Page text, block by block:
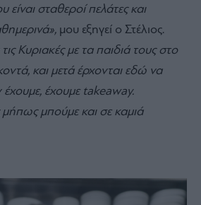
είναι σταθεροί πελάτες και
μου εξηγεί ο Στέλιος.
Κυριακές με τα παιδιά τους στο
και μετά έρχονται εδώ να
έχουμε, έχουμε takeaway.
μπούμε και σε καμιά